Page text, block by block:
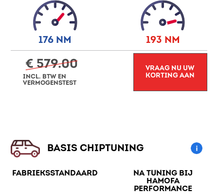
176 NM 193 NM
€ 579.00
INCL. BTW EN
VERMOGENSTEST
VRAAG NU UW
KORTING AAN
BASIS CHIPTUNING
FABRIEKSSTANDAARD
NA TUNING BIJ
HAMOFA
PERFORMANCE